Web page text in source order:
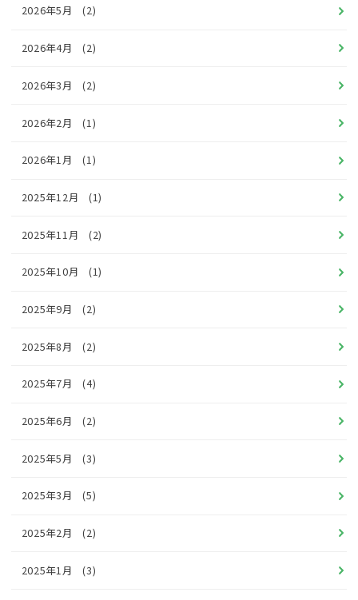
2026年5月 (2)
2026年4月 (2)
2026年3月 (2)
2026年2月 (1)
2026年1月 (1)
2025年12月 (1)
2025年11月 (2)
2025年10月 (1)
2025年9月 (2)
2025年8月 (2)
2025年7月 (4)
2025年6月 (2)
2025年5月 (3)
2025年3月 (5)
2025年2月 (2)
2025年1月 (3)